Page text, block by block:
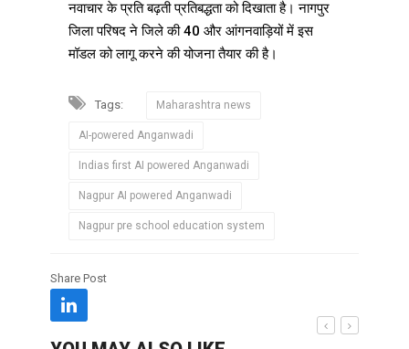
नवाचार के प्रति बढ़ती प्रतिबद्धता को दिखाता है। नागपुर
जिला परिषद ने जिले की 40 और आंगनवाड़ियों में इस
मॉडल को लागू करने की योजना तैयार की है।
Tags: Maharashtra news
AI-powered Anganwadi
Indias first AI powered Anganwadi
Nagpur AI powered Anganwadi
Nagpur pre school education system
Share Post